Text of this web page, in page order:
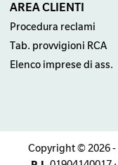
AREA CLIENTI
Procedura reclami
Tab. provvigioni RCA
Elenco imprese di ass.
Copyright © 2026 -